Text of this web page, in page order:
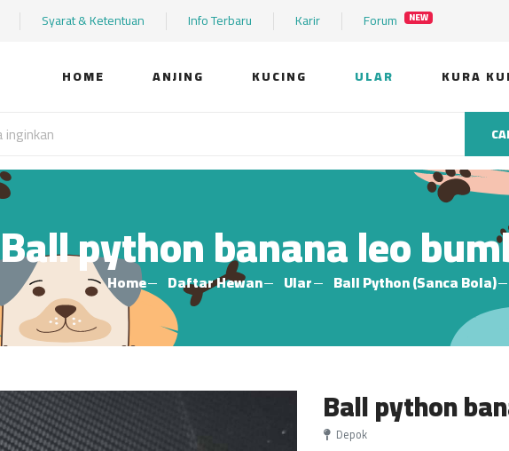
Syarat & Ketentuan Info Terbaru Karir Forum NEW
HOME ANJING KUCING ULAR KURA
Ball python banana leo
Home Daftar Hewan Ular Ball Python (Sanca Bola)
Ball python
Depok